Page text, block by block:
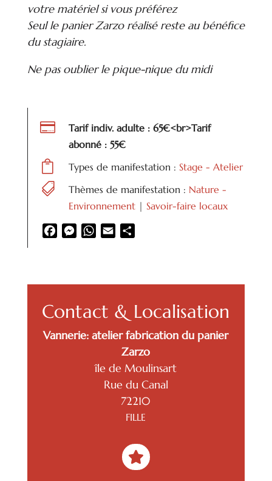
votre matériel si vous préférez
Seul le panier Zarzo réalisé reste au bénéfice
du stagiaire.
Ne pas oublier le pique-nique du midi

Tarif indiv. adulte : 65€<br>Tarif
abonné : 55€
 Types de manifestation : Stage - Atelier
 Thèmes de manifestation : Nature -
Environnement| Savoir-faire locaux
FacebookMessenger
WhatsApp
Email
Contact & Localisation
Vannerie: atelier fabrication du panier
Zarzo
île de Moulinsart
Rue du Canal
72210
FILLE
